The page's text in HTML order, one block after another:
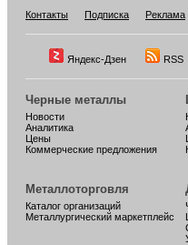
Контакты Подписка Реклама
Яндекс-Дзен RSS
Черные металлы
Новости
Аналитика
Цены
Коммерческие предложения
Металлоторговля
Каталог организаций
Металлургический маркетплейс